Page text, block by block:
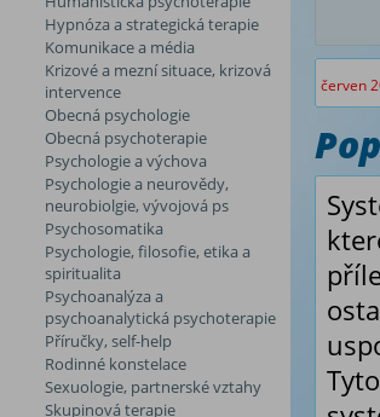
Hypnóza a strategická terapie
Komunikace a média
Krizové a mezní situace, krizová
intervence
Obecná psychologie
Obecná psychoterapie
Psychologie a výchova
Psychologie a neurovědy,
neurobiolgie, vývojová ps
Psychosomatika
Psychologie, filosofie, etika a
spiritualita
Psychoanalýza a
psychoanalytická psychoterapie
Příručky, self-help
Rodinné konstelace
Sexuologie, partnerské vztahy
Skupinová terapie
červen